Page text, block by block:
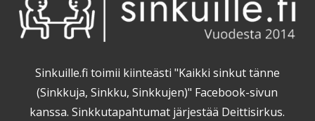
Sinkuille.fi toimii kiinteästi "Kaikki sinkut tänne
(Sinkkuja, Sinkku, Sinkkujen)" Facebook-sivun
kanssa. Sinkkutapahtumat järjestää Deittisirkus.